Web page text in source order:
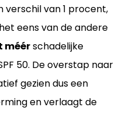
verschil van 1 procent,
eens van de andere
méérschadelijke
50. De overstap naar
gezien dus een
en verlaagt de